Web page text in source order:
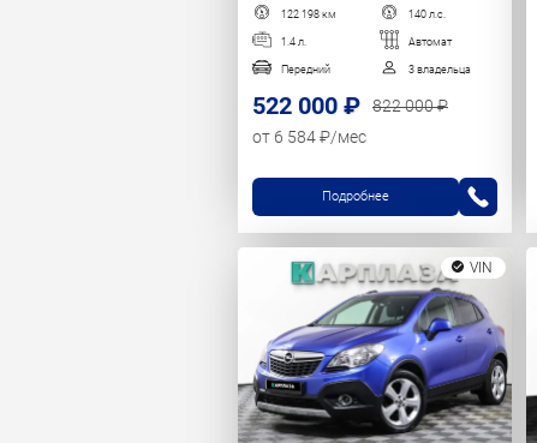
122 198 км 140 л.с.
1.4 л. Автомат
Передний 3 владельца
522 000 ₽
822 000 ₽
от 6 584 ₽/мес
Подробнее
VIN